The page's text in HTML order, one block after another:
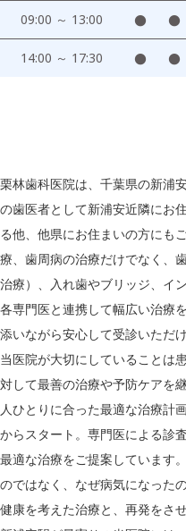
09:00 ～ 13:00 ● ●
14:00 ～ 17:30 ● ●
栗林歯科医院は、千葉県の新浦
の歯医者として新浦安近隣にお
る他、他県にお住まいの方にも
療、歯周病の治療だけでなく、
治療）、入れ歯やブリッジ、イ
各専門医と連携して幅広い治療
添いながら安心して受診いただ
当医院が大切にしていることは
対して最善の治療や予防ケアを
人ひとりに合った最適な治療計
からスタート。専門医による診
最適な治療をご提案しています
のではなく、なぜ病気になった
健康を考えた治療と、再発をさ